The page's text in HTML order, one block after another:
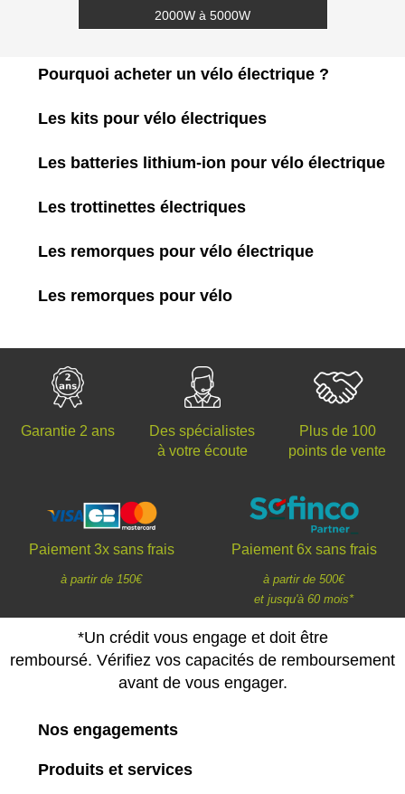
2000W à 5000W
Pourquoi acheter un vélo électrique ?
Les kits pour vélo électriques
Les batteries lithium-ion pour vélo électrique
Les trottinettes électriques
Les remorques pour vélo électrique
Les remorques pour vélo
Garantie 2 ans
Des spécialistes
à votre écoute
Plus de 100
points de vente
Paiement 3x sans frais
à partir de 150€
Paiement 6x sans frais
à partir de 500€
et jusqu'à 60 mois*
*Un crédit vous engage et doit être
remboursé. Vérifiez vos capacités de remboursement
avant de vous engager.
Nos engagements
Produits et services